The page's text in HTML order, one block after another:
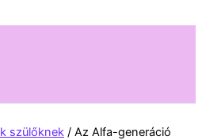
szülőknek / Az Alfa-generáció